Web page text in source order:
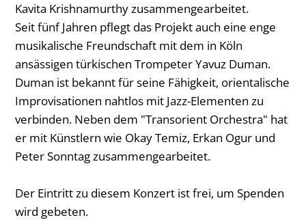
Kavita Krishnamurthy zusammengearbeitet.
Seit fünf Jahren pflegt das Projekt auch eine enge
musikalische Freundschaft mit dem in Köln
ansässigen türkischen Trompeter Yavuz Duman.
Duman ist bekannt für seine Fähigkeit, orientalische
Improvisationen nahtlos mit Jazz-Elementen zu
verbinden. Neben dem "Transorient Orchestra" hat
er mit Künstlern wie Okay Temiz, Erkan Ogur und
Peter Sonntag zusammengearbeitet.
Der Eintritt zu diesem Konzert ist frei, um Spenden
wird gebeten.